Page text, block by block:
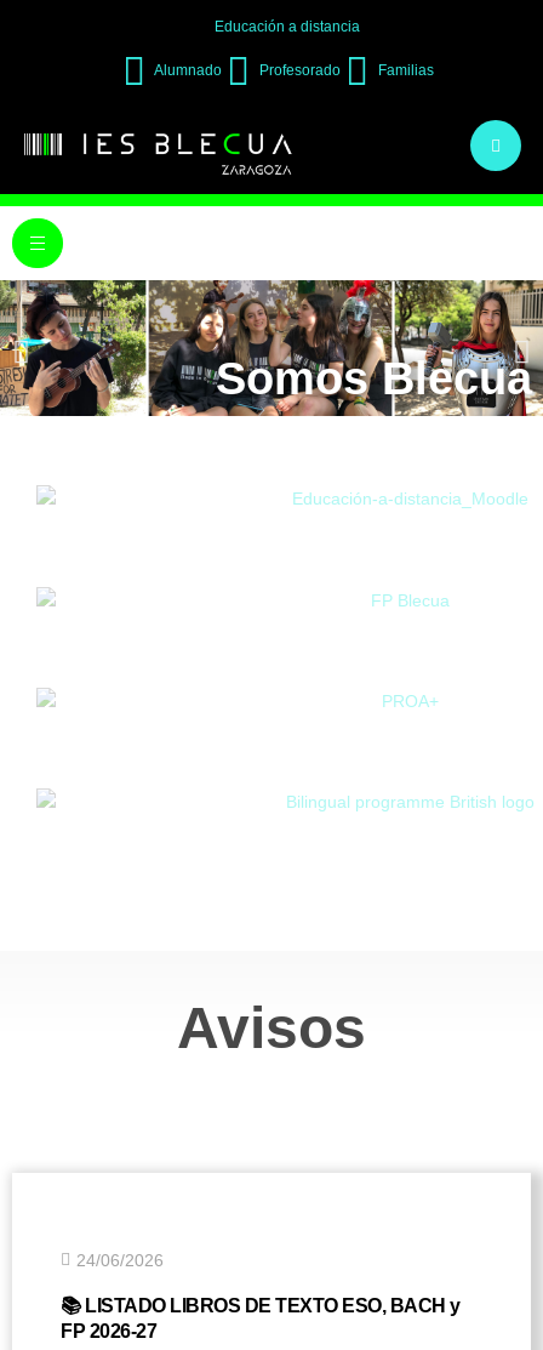
Educación a distancia
Alumnado Profesorado Familias
Somos Blecua
Avisos
24/06/2026
📚 LISTADO LIBROS DE TEXTO ESO, BACH y
FP 2026-27